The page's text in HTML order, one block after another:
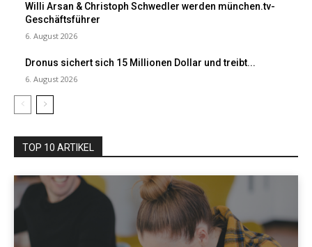
Willi Arsan & Christoph Schwedler werden münchen.tv-
Geschäftsführer
6. August 2026
Dronus sichert sich 15 Millionen Dollar und treibt...
6. August 2026
TOP 10 ARTIKEL